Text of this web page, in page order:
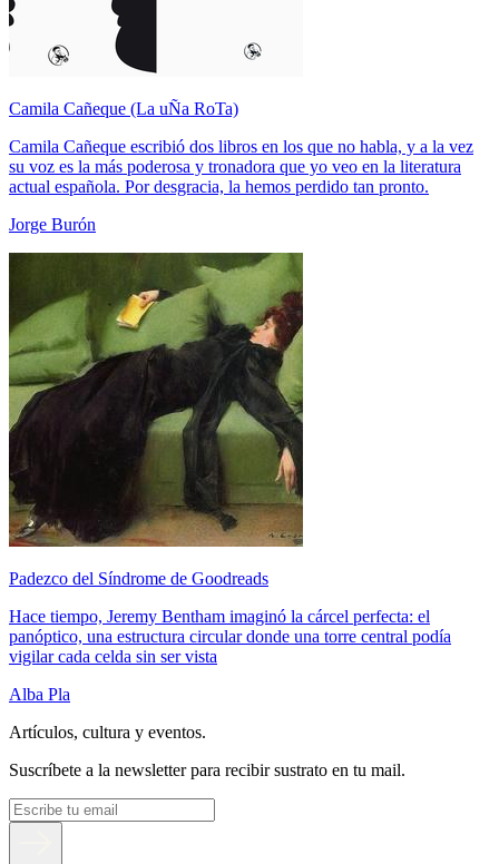
Camila Cañeque (La uÑa RoTa)
Camila Cañeque escribió dos libros en los que no habla, y a la vez
su voz es la más poderosa y tronadora que yo veo en la literatura
actual española. Por desgracia, la hemos perdido tan pronto.
Jorge Burón
Padezco del Síndrome de Goodreads
Hace tiempo, Jeremy Bentham imaginó la cárcel perfecta: el
panóptico, una estructura circular donde una torre central podía
vigilar cada celda sin ser vista
Alba Pla
Artículos, cultura y eventos.
Suscríbete a la newsletter para recibir sustrato en tu mail.